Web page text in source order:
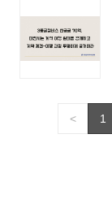
< 1